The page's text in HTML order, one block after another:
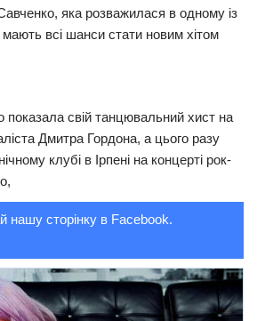
яка розважилася в одному із
мають всі шанси стати новим хітом
свій танцювальний хист на
Дмитра Гордона, а цього разу
клубі в Ірпені на концерті рок-
нашу сторінку в Facebook.